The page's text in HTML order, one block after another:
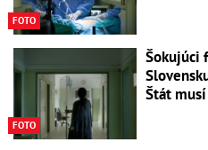
FOTO
FOTO
Šokujúci
Štát